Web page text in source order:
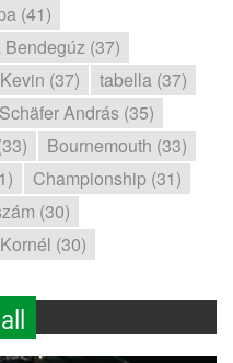
(41)
Bendegúz (37)
(37)
tabella (37)
Schäfer András (35)
Bournemouth (33)
Championship (31)
(30)
(30)